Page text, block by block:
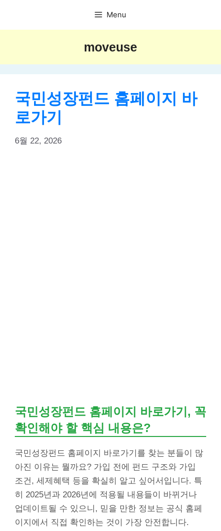
content
Menu
moveuse
국민성장펀드 홈페이지 바
로가기
6월 22, 2026
국민성장펀드 홈페이지 바로가기, 꼭
확인해야 할 핵심 내용은?
국민성장펀드 홈페이지 바로가기를 찾는 분들이 많
아진 이유는 뭘까요? 가입 전에 펀드 구조와 가입
조건, 세제혜택 등을 확실히 알고 싶어서입니다. 특
히 2025년과 2026년에 적용될 내용들이 바뀌거나
업데이트될 수 있으니, 믿을 만한 정보는 공식 홈페
이지에서 직접 확인하는 것이 가장 안전합니다.